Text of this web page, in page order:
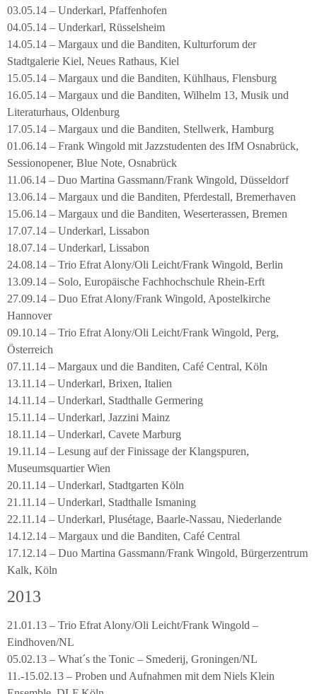
03.05.14 – Underkarl, Pfaffenhofen
04.05.14 – Underkarl, Rüsselsheim
14.05.14 – Margaux und die Banditen, Kulturforum der
Stadtgalerie Kiel, Neues Rathaus, Kiel
15.05.14 – Margaux und die Banditen, Kühlhaus, Flensburg
16.05.14 – Margaux und die Banditen, Wilhelm 13, Musik und
Literaturhaus, Oldenburg
17.05.14 – Margaux und die Banditen, Stellwerk, Hamburg
01.06.14 – Frank Wingold mit Jazzstudenten des IfM Osnabrück,
Sessionopener, Blue Note, Osnabrück
11.06.14 – Duo Martina Gassmann/Frank Wingold, Düsseldorf
13.06.14 – Margaux und die Banditen, Pferdestall, Bremerhaven
15.06.14 – Margaux und die Banditen, Weserterassen, Bremen
17.07.14 – Underkarl, Lissabon
18.07.14 – Underkarl, Lissabon
24.08.14 – Trio Efrat Alony/Oli Leicht/Frank Wingold, Berlin
13.09.14 – Solo, Europäische Fachhochschule Rhein-Erft
27.09.14 – Duo Efrat Alony/Frank Wingold, Apostelkirche
Hannover
09.10.14 – Trio Efrat Alony/Oli Leicht/Frank Wingold, Perg,
Österreich
07.11.14 – Margaux und die Banditen, Café Central, Köln
13.11.14 – Underkarl, Brixen, Italien
14.11.14 – Underkarl, Stadthalle Germering
15.11.14 – Underkarl, Jazzini Mainz
18.11.14 – Underkarl, Cavete Marburg
19.11.14 – Lesung auf der Finissage der Klangspuren,
Museumsquartier Wien
20.11.14 – Underkarl, Stadtgarten Köln
21.11.14 – Underkarl, Stadthalle Ismaning
22.11.14 – Underkarl, Plusétage, Baarle-Nassau, Niederlande
14.12.14 – Margaux und die Banditen, Café Central
17.12.14 – Duo Martina Gassmann/Frank Wingold, Bürgerzentrum
Kalk, Köln
2013
21.01.13 – Trio Efrat Alony/Oli Leicht/Frank Wingold –
Eindhoven/NL
05.02.13 – What´s the Tonic – Smederij, Groningen/NL
11.-15.02.13 – Proben und Aufnahmen mit dem Niels Klein